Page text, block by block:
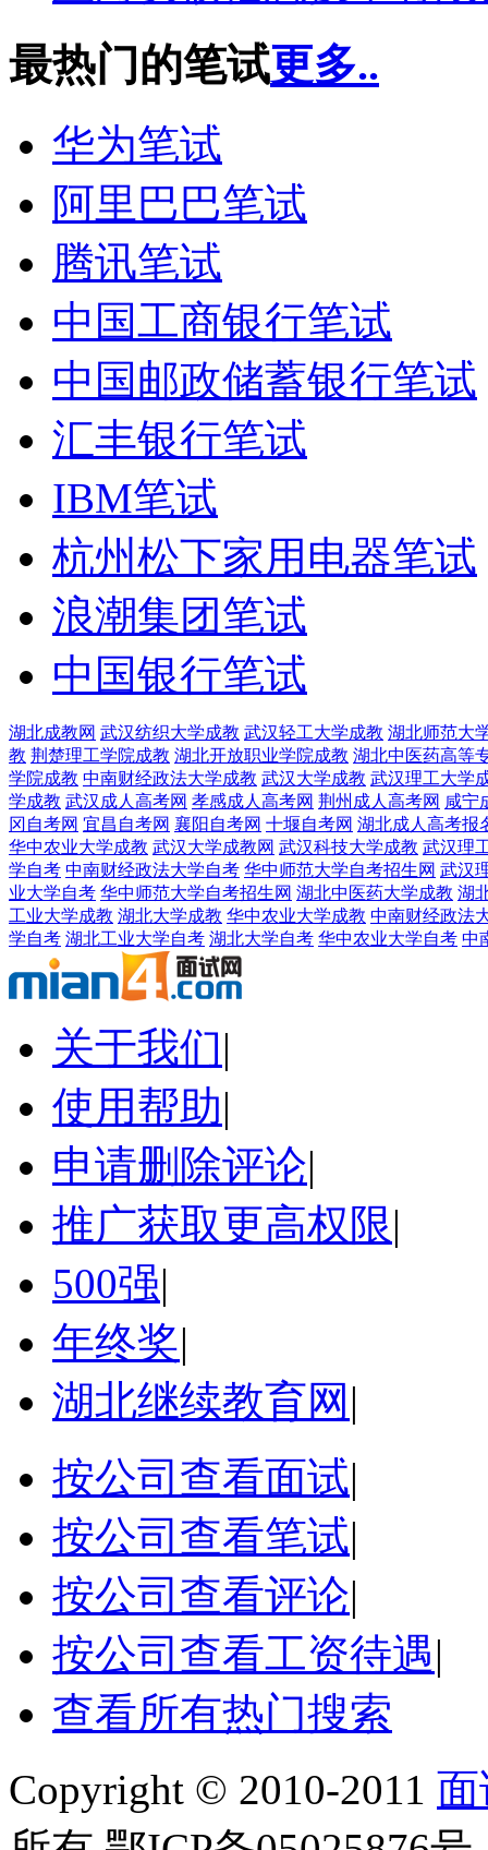
最热门的笔试更多..
华为笔试
阿里巴巴笔试
腾讯笔试
中国工商银行笔试
中国邮政储蓄银行笔试
汇丰银行笔试
IBM笔试
杭州松下家用电器笔试
浪潮集团笔试
中国银行笔试
湖北成教网 武汉纺织大学成教 武汉轻工大学成教 湖北师范大
教 荆楚理工学院成教 湖北开放职业学院成教 湖北中医药高等
学院成教 中南财经政法大学成教 武汉大学成教 武汉理工大学
学成教 武汉成人高考网 孝感成人高考网 荆州成人高考网 咸宁
冈自考网 宜昌自考网 襄阳自考网 十堰自考网 湖北成人高考报
华中农业大学成教 武汉大学成教网 武汉科技大学成教 武汉理
学自考 中南财经政法大学自考 华中师范大学自考招生网 武汉
业大学自考 华中师范大学自考招生网 湖北中医药大学成教 湖
工业大学成教 湖北大学成教 华中农业大学成教 中南财经政法
学自考 湖北工业大学自考 湖北大学自考 华中农业大学自考 中
关于我们|
使用帮助|
申请删除评论|
推广获取更高权限|
500强|
年终奖|
湖北继续教育网 |
按公司查看面试|
按公司查看笔试|
按公司查看评论|
按公司查看工资待遇|
查看所有热门搜索
Copyright © 2010-2011